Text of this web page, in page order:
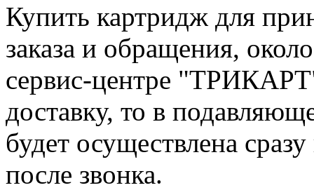
Купить картридж для
заказа и обращения,
сервис-центре
доставку, то в
будет осуществлена
после звонка.